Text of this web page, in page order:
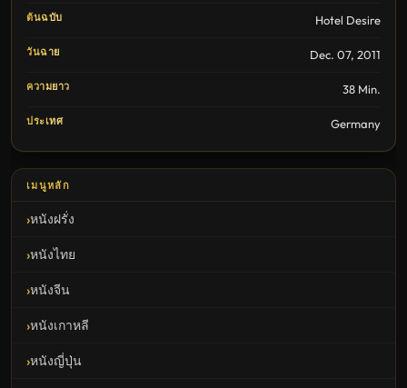
ต้นฉบับ Hotel Desire
วันฉาย Dec. 07, 2011
ความยาว 38 Min.
ประเทศ Germany
เมนูหลัก
หนังฝรั่ง
หนังไทย
หนังจีน
หนังเกาหลี
หนังญี่ปุ่น